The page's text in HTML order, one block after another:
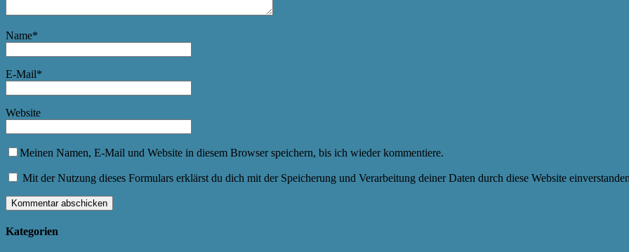
Name*
E-Mail*
Website
Meinen Namen, E-Mail und Website in diesem Browser speichern, bis ich wieder kommentiere.
Mit der Nutzung dieses Formulars erklärst du dich mit der Speicherung und Verarbeitung deiner Daten durch diese Website
Kategorien